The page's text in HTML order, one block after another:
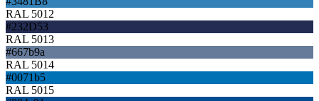
RAL 5012
#232D53
RAL 5013
#667b9a
RAL 5014
#0071b5
RAL 5015